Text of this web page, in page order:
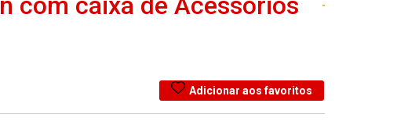
Adicionar aos favoritos